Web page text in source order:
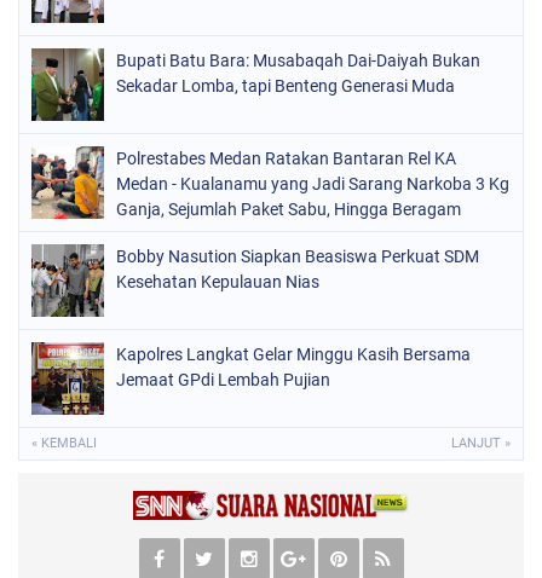
Bupati Batu Bara: Musabaqah Dai-Daiyah Bukan
Sekadar Lomba, tapi Benteng Generasi Muda
Polrestabes Medan Ratakan Bantaran Rel KA
Medan - Kualanamu yang Jadi Sarang Narkoba 3 Kg
Ganja, Sejumlah Paket Sabu, Hingga Beragam
Bobby Nasution Siapkan Beasiswa Perkuat SDM
Kesehatan Kepulauan Nias
Kapolres Langkat Gelar Minggu Kasih Bersama
Jemaat GPdi Lembah Pujian
« KEMBALI LANJUT »